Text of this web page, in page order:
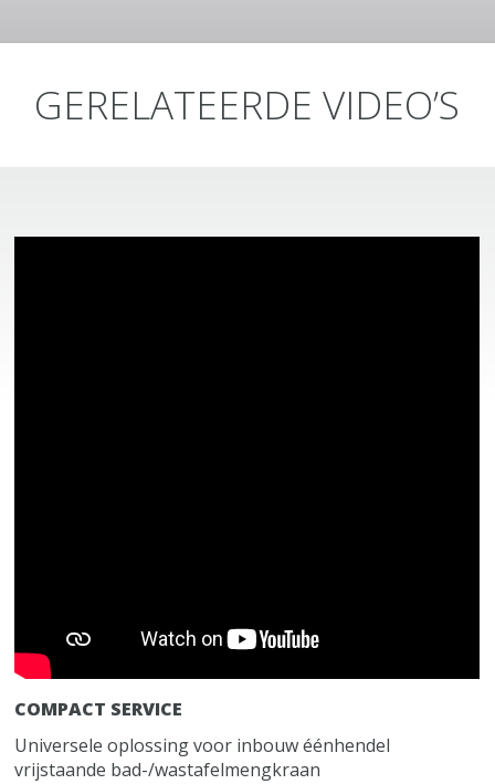
GERELATEERDE VIDEO’S
COMPACT SERVICE
Universele oplossing voor inbouw éénhendel
vrijstaande bad-/wastafelmengkraan